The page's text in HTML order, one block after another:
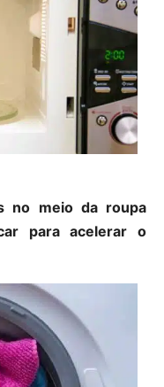
no meio da roupa
para acelerar o